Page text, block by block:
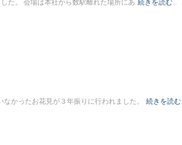
た。 会場は本社から数駅離れた場所にあ 続きを読む…
かったお花見が３年振りに行われました。
続きを読む…